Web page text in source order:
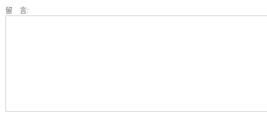
留 言: